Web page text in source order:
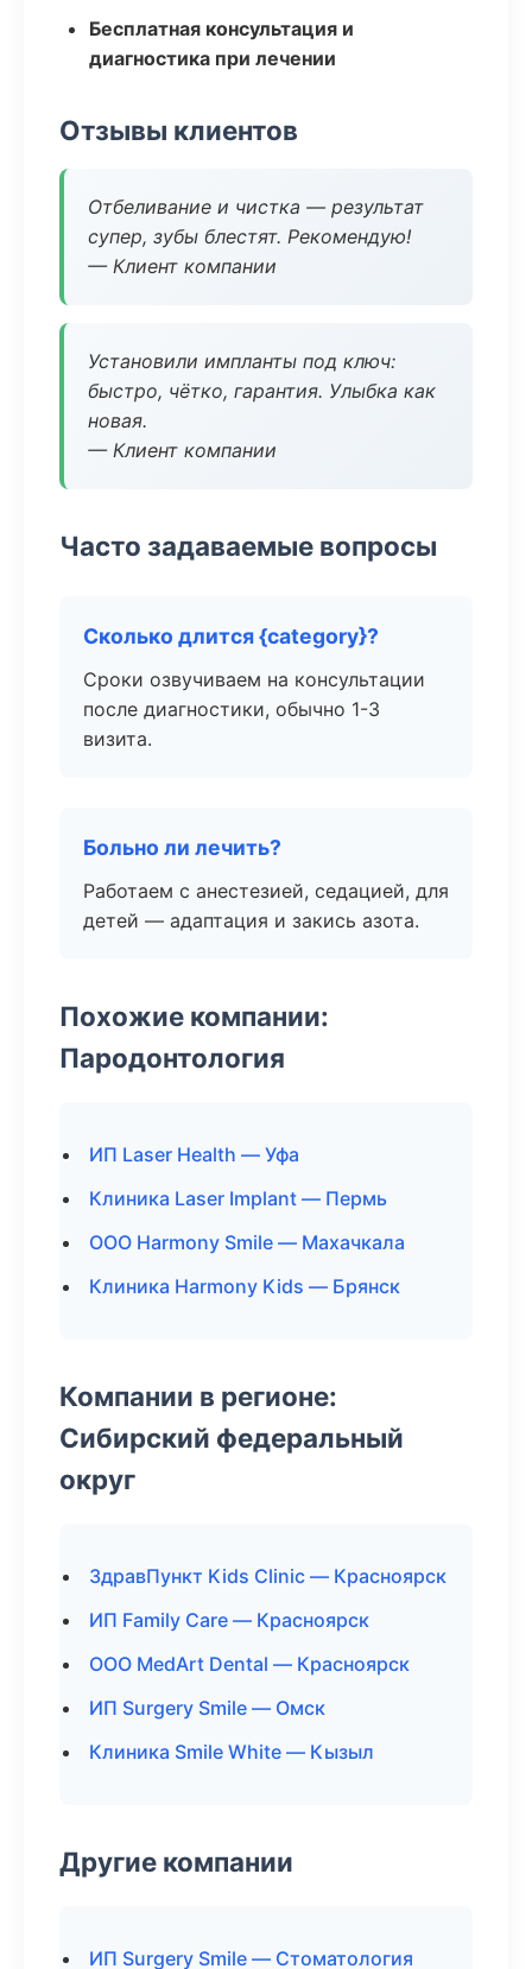
Бесплатная консультация и
диагностика при лечении
Отзывы клиентов
Отбеливание и чистка — результат
супер, зубы блестят. Рекомендую!
— Клиент компании
Установили импланты под ключ:
быстро, чётко, гарантия. Улыбка как
новая.
— Клиент компании
Часто задаваемые вопросы
Сколько длится {category}?
Сроки озвучиваем на консультации
после диагностики, обычно 1-3
визита.
Больно ли лечить?
Работаем с анестезией, седацией, для
детей — адаптация и закись азота.
Похожие компании:
Пародонтология
ИП Laser Health — Уфа
Клиника Laser Implant — Пермь
ООО Harmony Smile — Махачкала
Клиника Harmony Kids — Брянск
Компании в регионе:
Сибирский федеральный
округ
ЗдравПункт Kids Clinic — Красноярск
ИП Family Care — Красноярск
ООО MedArt Dental — Красноярск
ИП Surgery Smile — Омск
Клиника Smile White — Кызыл
Другие компании
ИП Surgery Smile — Стоматология